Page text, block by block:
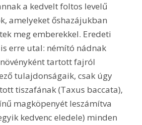
a kedvelt foltos levelű
amelyeket őshazájukban
meg emberekkel. Eredeti
erre utal: némító nádnak
tartott fajról
tulajdonságaik, csak úgy
tiszafának (Taxus baccata),
magköpenyét leszámítva
kedvenc eledele) minden